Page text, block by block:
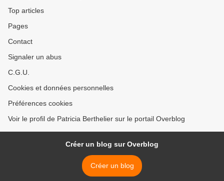
Top articles
Pages
Contact
Signaler un abus
C.G.U.
Cookies et données personnelles
Préférences cookies
Voir le profil de Patricia Berthelier sur le portail Overblog
Créer un blog sur Overblog
Créer un blog